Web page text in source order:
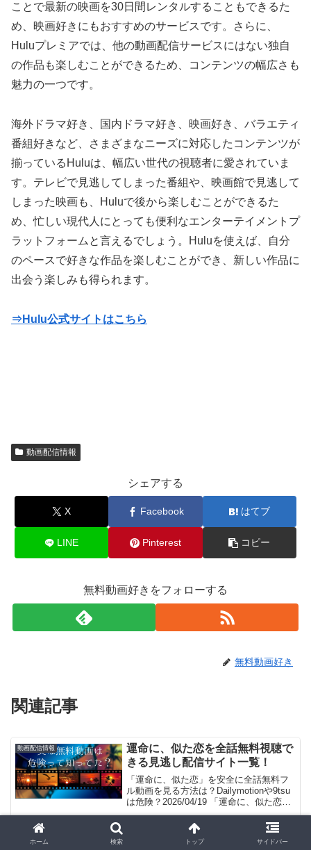
ことで最新の映画を30日間レンタルすることもできるた
め、映画好きにもおすすめのサービスです。さらに、
Huluプレミアでは、他の動画配信サービスにはない独自
の作品も楽しむことができるため、コンテンツの幅広さも
魅力の一つです。
海外ドラマ好き、国内ドラマ好き、映画好き、バラエティ
番組好きなど、さまざまなニーズに対応したコンテンツが
揃っているHuluは、幅広い世代の視聴者に愛されていま
す。テレビで見逃してしまった番組や、映画館で見逃して
しまった映画も、Huluで後から楽しむことができるた
め、忙しい現代人にとっても便利なエンターテイメントプ
ラットフォームと言えるでしょう。Huluを使えば、自分
のペースで好きな作品を楽しむことができ、新しい作品に
出会う楽しみも得られます。
⇒Hulu公式サイトはこちら
動画配信情報
シェアする
X Facebook はてブ
LINE Pinterest コピー
無料動画好きをフォローする
無料動画好き
関連記事
動画配信情報
運命に、似た恋を全話無料視聴で
きる見逃し配信サイト一覧！
「運命に、似た恋」を安全に全話無料フ
ル動画を見る方法は？Dailymotionや9tsu
は危険？2026/04/19 「運命に、似た恋無
料で見た～い！」。見れるよ！(/・
ω・)/。GYAO!やパンドラはサービス終
了、dailymotionや...
動画配信情報
プランダラを全話無料視聴できる
ホーム 検索 トップ サイドバー